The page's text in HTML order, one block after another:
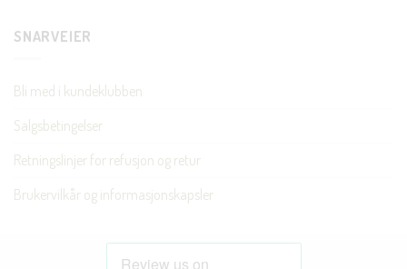
SNARVEIER
Bli med i kundeklubben
Salgsbetingelser
Retningslinjer for refusjon og retur
Brukervilkår og informasjonskapsler